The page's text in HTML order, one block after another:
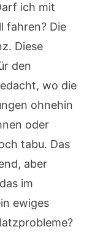
ich mit
fahren? Die
Diese
den
wo die
ohnehin
oder
tabu. Das
aber
im
ewiges